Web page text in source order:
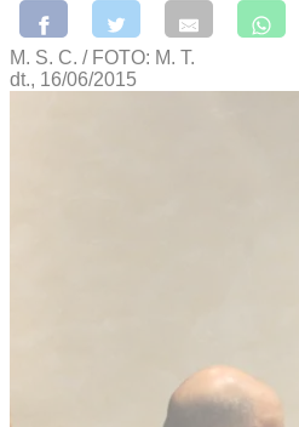
M. S. C. / FOTO: M. T.
dt., 16/06/2015